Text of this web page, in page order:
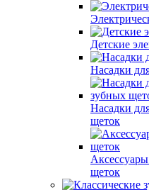
Детские
Насадки
Насадки
щеток
щеток